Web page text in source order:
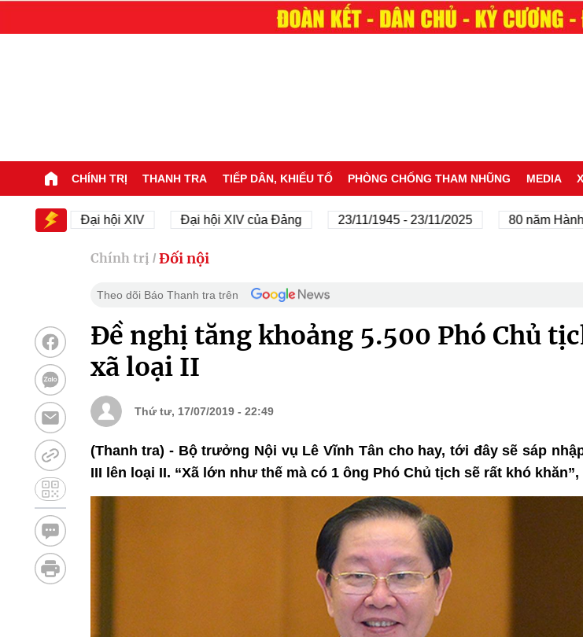
CHÍNH TRỊ THANH TRA TIẾP DÂN, KHIẾU TỐ PHÒNG CHỐNG THAM NHŨNG MEDIA
Đại hội XIV Đại hội XIV của Đảng 23/11/1945 - 23/11/2025 80 năm Hành trình
Chính trị / Đối nội
Theo dõi Báo Thanh tra trên
Đề nghị tăng khoảng 5.500 Phó Chủ
xã loại II
Thứ tư, 17/07/2019 - 22:49
(Thanh tra) - Bộ trưởng Nội vụ Lê Vĩnh Tân cho hay, tới đây sẽ sáp
III lên loại II. “Xã lớn như thế mà có 1 ông Phó Chủ tịch sẽ rất khó